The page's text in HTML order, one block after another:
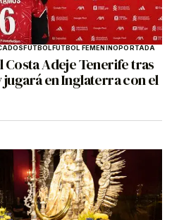
FÚTBOLFÚTBOL FEMENINOPORTADA
Costa Adeje Tenerife tras
jugará en Inglaterra con el